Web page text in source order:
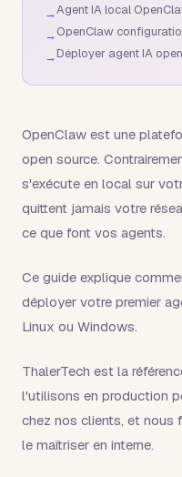
→Agent IA local
→OpenClaw
→Déployer agent IA
OpenClaw est une
open source.
s'exécute en local sur
quittent jamais votre
ce que font vos agents.
Ce guide explique
déployer votre premier
Linux ou Windows.
ThalerTech est la
l'utilisons en production
chez nos clients, et nous
le maîtriser en interne.